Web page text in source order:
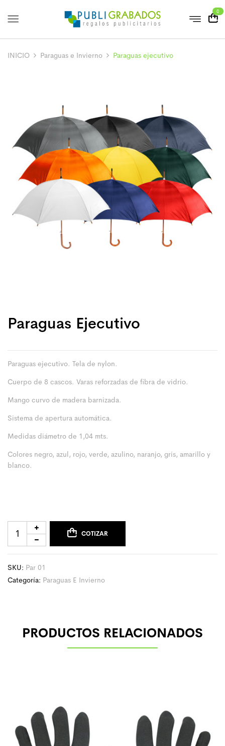
0
INICIO Paraguas e Invierno Paraguas ejecutivo
Paraguas Ejecutivo
Paraguas ejecutivo. Tela de nylon.
Cuerpo de 8 cascos. Varas reforzadas de fibra de vidrio.
Mango curvo de madera barnizada.
Sistema de apertura automática.
Medidas diámetro de 1,04 mts.
Colores negro, azul, rojo, verde, azulino, naranjo, gris, amarillo y
blanco.
COTIZAR
SKU: Par 01
Categoría: Paraguas E Invierno
PRODUCTOS RELACIONADOS